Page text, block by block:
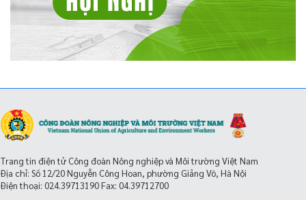
Trang tin điện tử Công đoàn Nông nghiệp và Môi trường Việt Nam
Địa chỉ: Số 12/20 Nguyễn Công Hoan, phường Giảng Võ, Hà Nội
Điện thoại: 024.39713190Fax: 04.39712700